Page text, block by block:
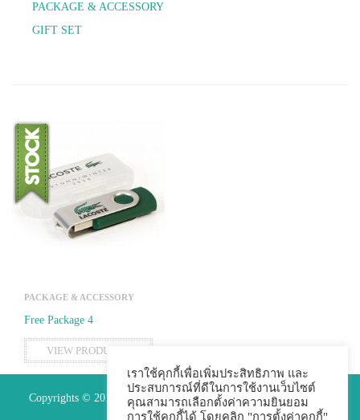
PACKAGE & ACCESSORY
GIFT SET
PACKAGE & ACCESSORY
Free Package 4
VIEW PRODUCTS
Copyrights © 2015 Premium Perfect Co.,ltd. All Rights Reserved.
เราใช้คุกกี้เพื่อเพิ่มประสิทธิภาพ และ
ประสบการณ์ที่ดีในการใช้งานเว็บไซต์
คุณสามารถเลือกตั้งค่าความยินยอม
การใช้คุกกี้ได้ โดยคลิก "การตั้งค่าคุกกี้"